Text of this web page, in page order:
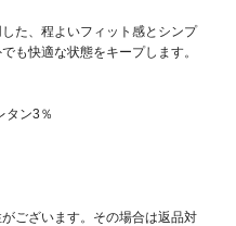
た、程よいフィット感とシンプ
も快適な状態をキープします。
タン3％
ございます。その場合は返品対